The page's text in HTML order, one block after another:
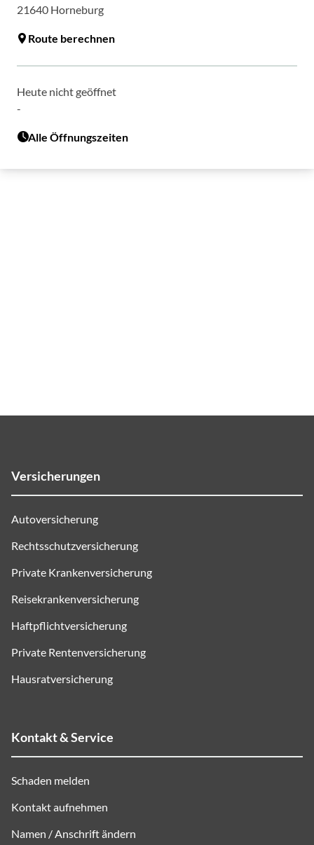
21640 Horneburg
Route berechnen
Heute nicht geöffnet
-
Alle Öffnungszeiten
Versicherungen
Autoversicherung
Rechtsschutzversicherung
Private Krankenversicherung
Reisekrankenversicherung
Haftpflichtversicherung
Private Rentenversicherung
Hausratversicherung
Kontakt & Service
Schaden melden
Kontakt aufnehmen
Namen / Anschrift ändern